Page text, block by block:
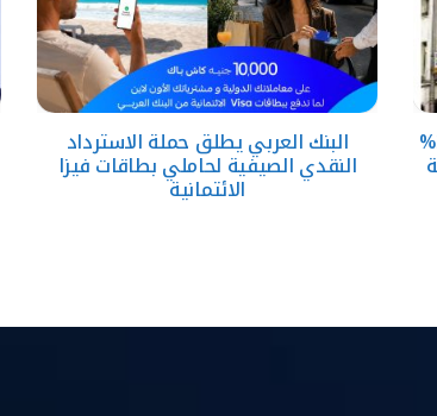
البنك المركزي: نمو الشمول المالي 229% البنك العربي يطلق حملة الاسترداد
النقدي الصيفية لحاملي بطاقات فيزا
الائتمانية